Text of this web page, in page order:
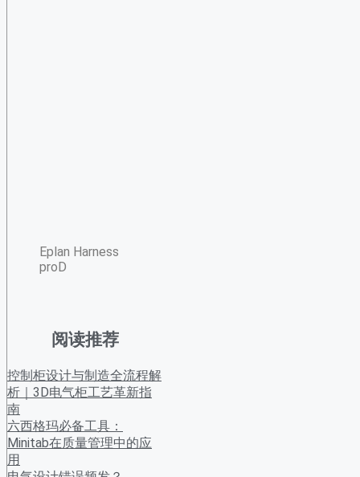
Eplan Harness
proD
阅读推荐
控制柜设计与制造全流程解
析｜3D电气柜工艺革新指
南
六西格玛必备工具：
Minitab在质量管理中的应
用